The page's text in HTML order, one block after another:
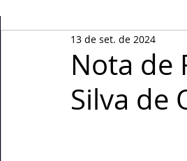
Geral Nova
Nota de
Silva de
13 de set. de 2024